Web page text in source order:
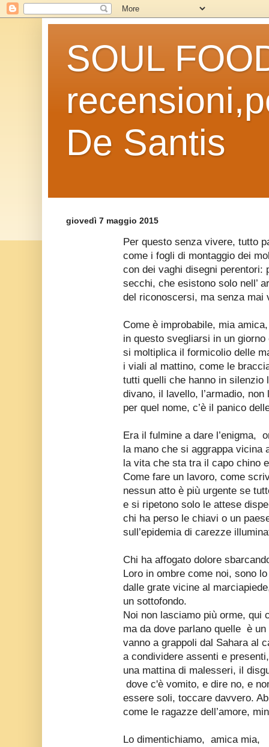
SOUL
De Santis
giovedì 7 maggio 2015
Per questo senza vivere, tutto
come i fogli di montaggio dei
con dei vaghi disegni perentori:
secchi, che esistono solo nell’
del riconoscersi, ma senza mai
Come è improbabile, mia
in questo svegliarsi in un
si moltiplica il formicolio delle
i viali al mattino, come le
tutti quelli che hanno in silenzio
divano, il lavello, l’armadio, non
per quel nome, c’è il panico
Era il fulmine a dare l’enigma,
la mano che si aggrappa vicina
la vita che sta tra il capo chino
Come fare un lavoro, come
nessun atto è più urgente se
e si ripetono solo le attese
chi ha perso le chiavi o un
sull’epidemia di carezze
Chi ha affogato dolore
Loro in ombre come noi, sono
dalle grate vicine al
un sottofondo.
Noi non lasciamo più orme, qui
ma da dove parlano quelle è
vanno a grappoli dal Sahara al
a condividere assenti e presenti,
una mattina di malesseri, il
dove c'è vomito, e dire no, e
essere soli, toccare davvero.
come le ragazze dell’amore,
Lo dimentichiamo, amica mia,